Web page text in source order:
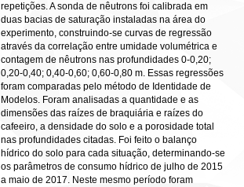
repetições. A sonda de nêutrons foi calibrada em
duas bacias de saturação instaladas na área do
experimento, construindo-se curvas de regressão
através da correlação entre umidade volumétrica e
contagem de nêutrons nas profundidades 0-0,20;
0,20-0,40; 0,40-0,60; 0,60-0,80 m. Essas regressões
foram comparadas pelo método de Identidade de
Modelos. Foram analisadas a quantidade e as
dimensões das raízes de braquiária e raízes do
cafeeiro, a densidade do solo e a porosidade total
nas profundidades citadas. Foi feito o balanço
hídrico do solo para cada situação, determinando-se
os parâmetros de consumo hídrico de julho de 2015
a maio de 2017. Neste mesmo período foram